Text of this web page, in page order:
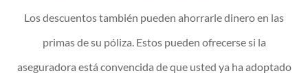
Los descuentos también pueden ahorrarle dinero en las
primas de su póliza. Estos pueden ofrecerse si la
aseguradora está convencida de que usted ya ha adoptado